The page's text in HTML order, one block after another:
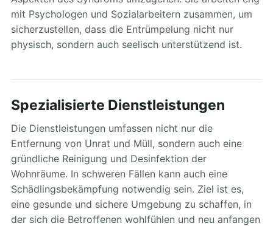
mit Psychologen und Sozialarbeitern zusammen, um
sicherzustellen, dass die Entrümpelung nicht nur
physisch, sondern auch seelisch unterstützend ist.
Spezialisierte Dienstleistungen
Die Dienstleistungen umfassen nicht nur die
Entfernung von Unrat und Müll, sondern auch eine
gründliche Reinigung und Desinfektion der
Wohnräume. In schweren Fällen kann auch eine
Schädlingsbekämpfung notwendig sein. Ziel ist es,
eine gesunde und sichere Umgebung zu schaffen, in
der sich die Betroffenen wohlfühlen und neu anfangen